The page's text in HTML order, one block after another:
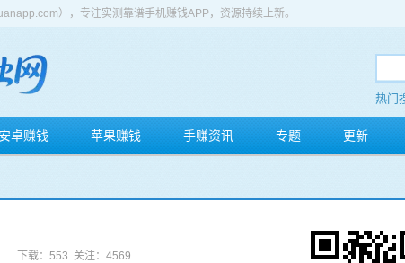
），专注实测靠谱手机赚钱APP，资源持续上新。
热门
安卓赚钱 苹果赚钱 手赚资讯 专题 更新
下载：553 关注：4569